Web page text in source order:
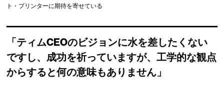
ト・プリンターに期待を寄せている
「ティムCEOのビジョンに水を差したくない
ですし、成功を祈っていますが、工学的な観点
からすると何の意味もありません」